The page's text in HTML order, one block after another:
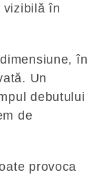
vizibilă în
în
Un
debutului
de
provoca